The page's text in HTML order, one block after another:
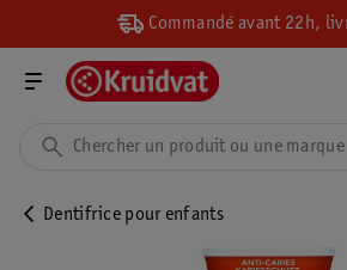
Commandé avant 22h,
Dentifrice pour enfants